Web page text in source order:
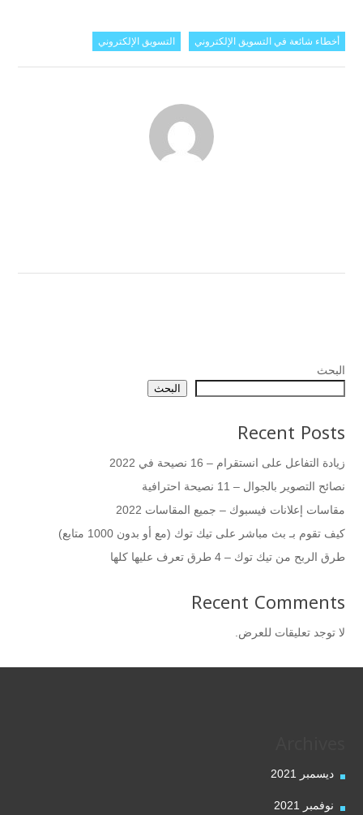
أخطاء شائعة في التسويق الإلكتروني التسويق الإلكتروني
البحث
البحث
Recent Posts
زيادة التفاعل على انستقرام – 16 نصيحة في 2022
نصائح التصوير بالجوال – 11 نصيحة احترافية
مقاسات إعلانات فيسبوك – جميع المقاسات 2022
كيف تقوم بـ بث مباشر على تيك توك (مع أو بدون 1000 متابع)
طرق الربح من تيك توك – 4 طرق تعرف عليها كلها
Recent Comments
لا توجد تعليقات للعرض.
ديسمبر 2021
نوفمبر 2021